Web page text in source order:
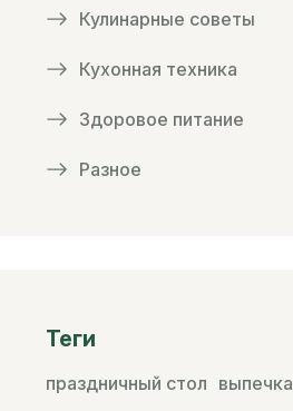
Кулинарные советы
Кухонная техника
Здоровое питание
Разное
Теги
праздничный стол выпечка